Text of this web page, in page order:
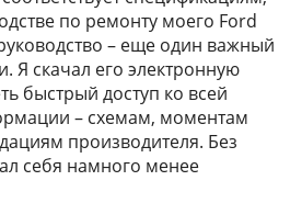
по ремонту моего Ford
– еще один важный
Я скачал его электронную
быстрый доступ ко всей
– схемам, моментам
производителя. Без
себя намного менее